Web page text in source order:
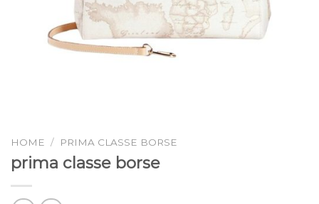
HOME / PRIMA CLASSE BORSE
prima classe borse